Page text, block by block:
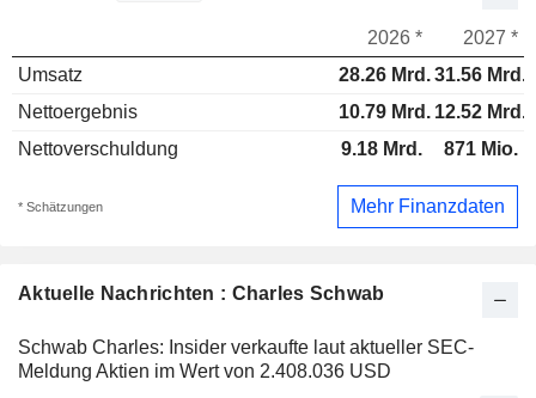
Aktuelle Nachrichten : Charles Schwab
Schwab Charles: Insider verkaufte laut aktueller SEC-
Meldung Aktien im Wert von 2.408.036 USD
2026 *
2027 *
Umsatz
28.26 Mrd.31.56 Mrd.
Nettoergebnis
10.79 Mrd. 12.52 Mrd.
Nettoverschuldung
9.18 Mrd. 871 Mio.
* Schätzungen Mehr Finanzdaten